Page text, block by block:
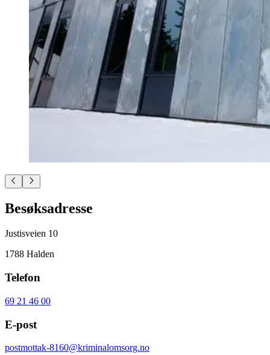
Besøksadresse
Justisveien 10
1788 Halden
Telefon
69 21 46 00
E-post
postmottak-8160@kriminalomsorg.no